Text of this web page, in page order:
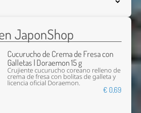
JaponShop
Cucurucho de Crema de Fresa con
Galletas | Doraemon 15 g
Crujiente cucurucho coreano relleno de
crema de fresa con bolitas de galleta y
licencia oficial Doraemon.
€ 0,69